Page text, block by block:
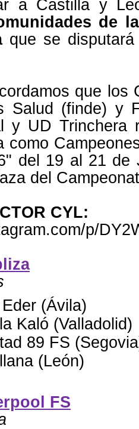
a Castilla y
de
que se
que los
Salud (finde) y
y UD Trinchera
como
del 19 al 21 de
del
CYL:
p/
(Ávila)
Kaló (Valladolid)
89 FS
(León)
FS